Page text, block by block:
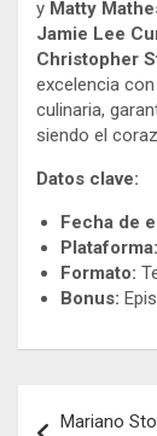
y Matty
Jamie Lee
Christopher
excelencia con
culinaria,
siendo el
Datos clave:
Fecha de
Plataforma:
Formato:
Bonus:
Mariano